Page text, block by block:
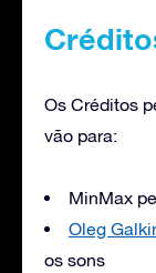
Os Créditos
vão para:
MinMax
Oleg
os sons